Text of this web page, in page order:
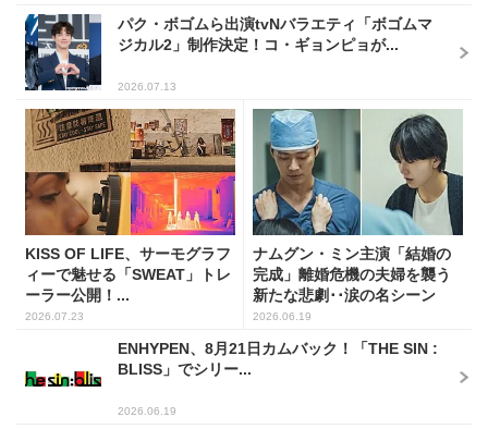
パク・ボゴムら出演tvNバラエティ「ボゴムマ
ジカル2」制作決定！コ・ギョンピョが...
2026.07.13
KISS OF LIFE、サーモグラフ
ィーで魅せる「SWEAT」トレ
ーラー公開！...
2026.07.23
ナムグン・ミン主演「結婚の
完成」離婚危機の夫婦を襲う
新たな悲劇･･涙の名シーン
に...
2026.06.19
ENHYPEN、8月21日カムバック！「THE SIN :
BLISS」でシリー...
2026.06.19